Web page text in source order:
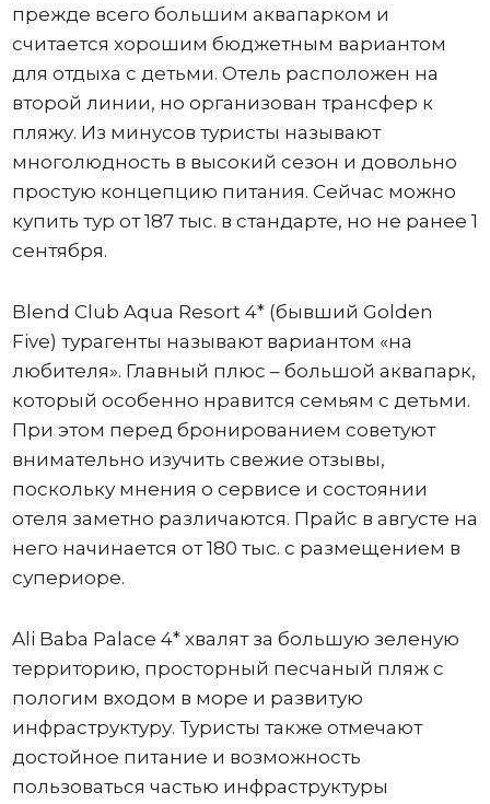
прежде всего большим аквапарком и
считается хорошим бюджетным вариантом
для отдыха с детьми. Отель расположен на
второй линии, но организован трансфер к
пляжу. Из минусов туристы называют
многолюдность в высокий сезон и довольно
простую концепцию питания. Сейчас можно
купить тур от 187 тыс. в стандарте, но не ранее 1
сентября.
Blend Club Aqua Resort 4* (бывший Golden
Five) турагенты называют вариантом «на
любителя». Главный плюс – большой аквапарк,
который особенно нравится семьям с детьми.
При этом перед бронированием советуют
внимательно изучить свежие отзывы,
поскольку мнения о сервисе и состоянии
отеля заметно различаются. Прайс в августе на
него начинается от 180 тыс. с размещением в
супериоре.
Ali Baba Palace 4* хвалят за большую зеленую
территорию, просторный песчаный пляж с
пологим входом в море и развитую
инфраструктуру. Туристы также отмечают
достойное питание и возможность
пользоваться частью инфраструктуры